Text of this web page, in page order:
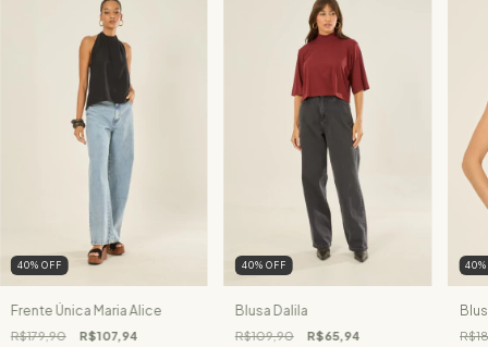
40% OFF
Frente Única Maria Alice
R$179,90 R$107,94
40% OFF
Blusa Dalila
R$109,90 R$65,94
40